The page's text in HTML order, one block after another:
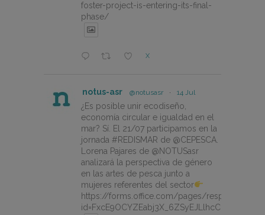
foster-project-is-entering-its-final-
phase/
X
notus-asr @notusasr · 14 Jul
¿Es posible unir ecodiseño,
economía circular e igualdad en el
mar? Sí. El 21/07 participamos en la
jornada #REDISMAR de @CEPESCA.
Lorena Pajares de @NOTUSasr
analizará la perspectiva de género
en las artes de pesca junto a
mujeres referentes del sector
https://forms.office.com/pages/